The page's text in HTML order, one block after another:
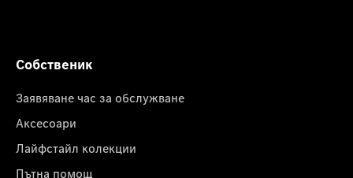
Собственик
Заявяване час за обслужване
Аксесоари
Лайфстайл колекции
Пътна помощ